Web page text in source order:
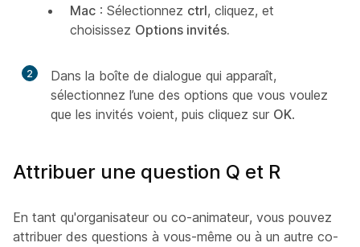
Mac : Sélectionnez ctrl, cliquez, et
choisissez Options invités.
2
Dans la boîte de dialogue qui apparaît,
sélectionnez l’une des options que vous voulez
que les invités voient, puis cliquez sur OK.
Attribuer une question Q et R
En tant qu'organisateur ou co-animateur, vous pouvez
attribuer des questions à vous-même ou à un autre co-